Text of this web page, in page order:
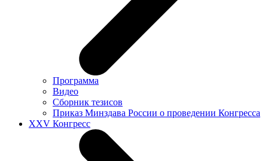
Программа
Видео
Сборник тезисов
Приказ Минздава России о проведении Конгресса
XXV Конгресс